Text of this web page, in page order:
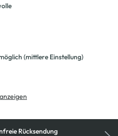
(mittlere Einstellung)
Rücksendung